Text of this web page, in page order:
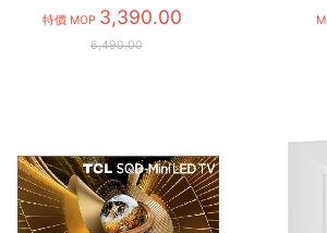
55C350NK
特價 MOP 3,390.00
6,490.00